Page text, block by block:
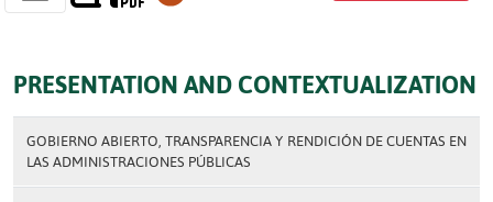
PRESENTATION AND CONTEXTUALIZATION
GOBIERNO ABIERTO, TRANSPARENCIA Y RENDICIÓN DE CUENTAS EN
LAS ADMINISTRACIONES PÚBLICAS